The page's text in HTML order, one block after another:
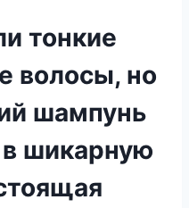
тонкие
волосы, но
шампунь
шикарную